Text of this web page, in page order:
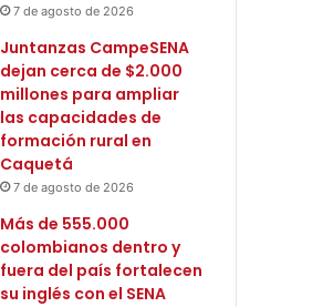
7 de agosto de 2026
Juntanzas CampeSENA
dejan cerca de $2.000
millones para ampliar
las capacidades de
formación rural en
Caquetá
7 de agosto de 2026
Más de 555.000
colombianos dentro y
fuera del país fortalecen
su inglés con el SENA